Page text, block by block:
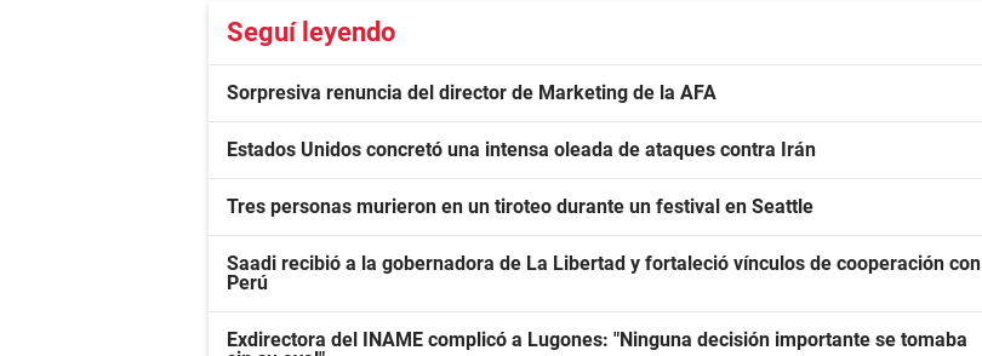
Seguí leyendo
Sorpresiva renuncia del director de Marketing de la AFA
Estados Unidos concretó una intensa oleada de ataques contra Irán
Tres personas murieron en un tiroteo durante un festival en Seattle
Saadi recibió a la gobernadora de La Libertad y fortaleció vínculos de cooperación con
Perú
Exdirectora del INAME complicó a Lugones: "Ninguna decisión importante se tomaba